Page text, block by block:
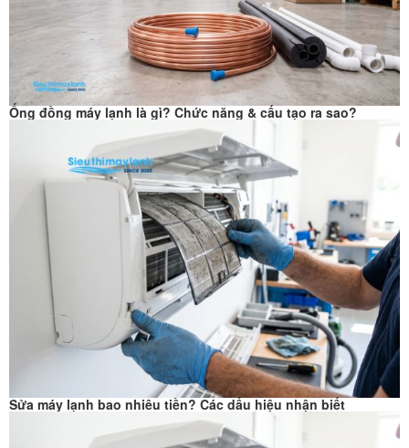
Ống đồng máy lạnh là gì? Chức năng & cấu tạo ra sao?
Sửa máy lạnh bao nhiêu tiền? Các dấu hiệu nhận biết